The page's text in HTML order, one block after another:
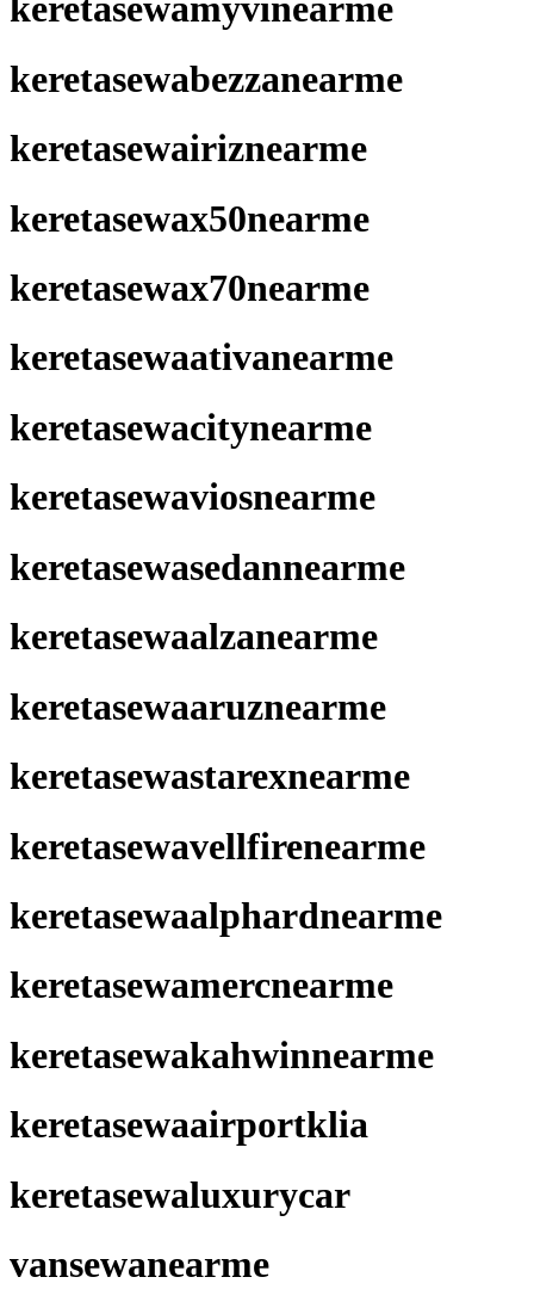
keretasewamyvinearme
keretasewabezzanearme
keretasewairiznearme
keretasewax50nearme
keretasewax70nearme
keretasewaativanearme
keretasewacitynearme
keretasewaviosnearme
keretasewasedannearme
keretasewaalzanearme
keretasewaaruznearme
keretasewastarexnearme
keretasewavellfirenearme
keretasewaalphardnearme
keretasewamercnearme
keretasewakahwinnearme
keretasewaairportklia
keretasewaluxurycar
vansewanearme